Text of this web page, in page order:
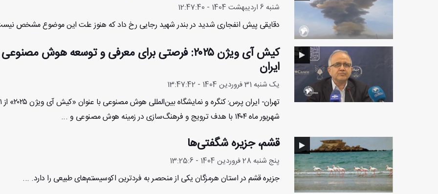
شنبه 6 اردیبهشت 1404 - 12:47:40
دقایقی پیش انفجاری شدید در بندر شهید رجایی رخ داد که هنوز علت این موضوع مشخص
کیش آی ویژن ۲۰۲۵: فرصتی برای معرفی و توسعه هوش
ایران
یک شنبه 31 فروردین 1404 - 13:47:42
شهریور ماه ۱۴۰۴ با هدف ترویج و فرهنگ‌سازی در زمینه هوش مصنوعی و ...
قشم، جزیره شگفتی‌ها
پنج شنبه 28 فروردین 1404 - 13:25:6
جزیره قشم در استان هرمزگان یکی از منحصر به فردترین اکوسیستم‌های طبیعی را دارد. ...